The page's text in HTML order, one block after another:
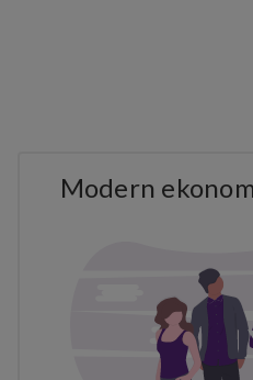
Modern